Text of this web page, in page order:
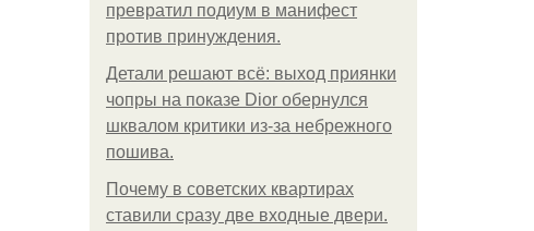
превратил подиум в манифест
против принуждения.
Детали решают всё: выход приянки
чопры на показе Dior обернулся
шквалом критики из-за небрежного
пошива.
Почему в советских квартирах
ставили сразу две входные двери.